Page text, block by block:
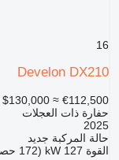
16
Develon DX210
$130,000 ≈ €112,500
حفارة ذات العجلات
2025
حالة المركبة جديد
القوة 127 kW (172 حصان)